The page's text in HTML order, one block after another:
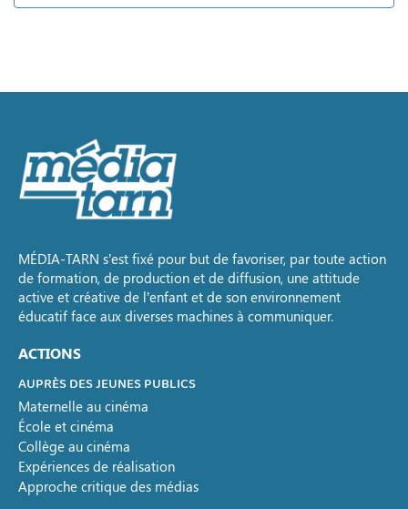
MÉDIA-TARN s’est fixé pour but de favoriser, par toute action
de formation, de production et de diffusion, une attitude
active et créative de l’enfant et de son environnement
éducatif face aux diverses machines à communiquer.
ACTIONS
AUPRÈS DES JEUNES PUBLICS
Maternelle au cinéma
École et cinéma
Collège au cinéma
Expériences de réalisation
Approche critique des médias